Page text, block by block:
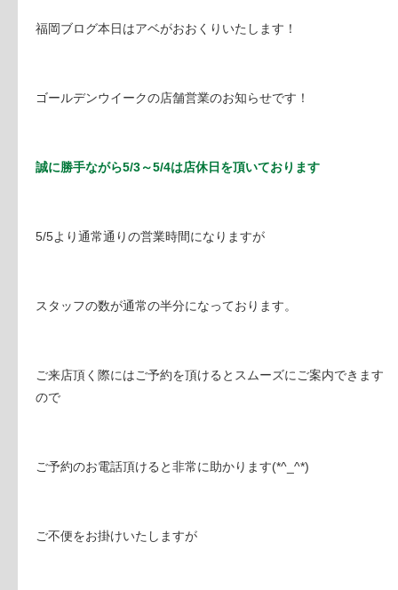
福岡ブログ本日はアベがおおくりいたします！
ゴールデンウイークの店舗営業のお知らせです！
誠に勝手ながら5/3～5/4は店休日を頂いております
5/5より通常通りの営業時間になりますが
スタッフの数が通常の半分になっております。
ご来店頂く際にはご予約を頂けるとスムーズにご案内できます
ので
ご予約のお電話頂けると非常に助かります(*^_^*)
ご不便をお掛けいたしますが